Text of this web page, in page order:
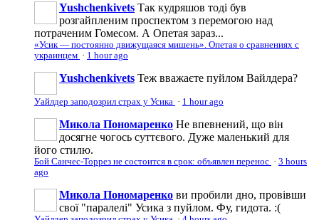
Yushchenkivets Так кудряшов тоді був
розгайпленим проспектом з перемогою над
потраченим Гомесом. А Опетая зараз...
«Усик — постоянно движущаяся мишень». Опетая о сравнениях с
украинцем · 1 hour ago
Yushchenkivets Теж вважаєте пуйлом Вайлдера?
Уайлдер заподозрил страх у Усика · 1 hour ago
Микола Пономаренко Не впевнений, що він
досягне чогось суттєвого. Дуже маленький для
його стилю.
Бой Санчес-Торрез не состоится в срок: объявлен перенос · 3 hours
ago
Микола Пономаренко ви пробили дно, провівши
свої "паралелі" Усика з пуйлом. Фу, гидота. :(